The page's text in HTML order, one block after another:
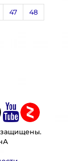
47
48
защищены.